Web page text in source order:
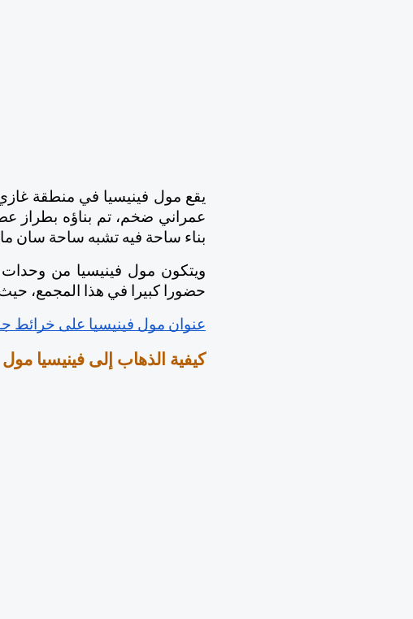
بناء ساحة فيه تشبه ساحة سان
حضورا كبيرا في هذا المجمع،
عنوان مول فينيسيا على خرائط
كيفية الذهاب إلى فينيسيا مول